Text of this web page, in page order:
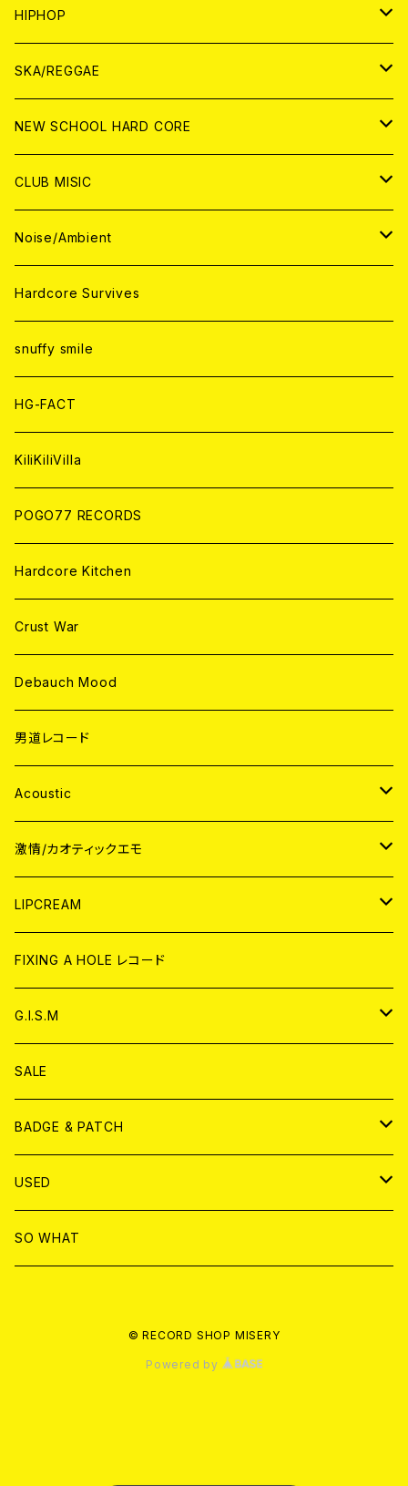
ANALOG
ANALOG
CD
ANALOG
CD
ANALOG
WORLD
ANALOG
CD
JAPAN
CD
ANALOG
WORLD
CD
ANALOG
HIPHOP
JAPAN
CD
ANALOG
WORLD
CD
ANALOG
SKA/REGGAE
JAPAN
CD
ANALOG
WORLD
CD
ANALOG
NEW SCHOOL HARD CORE
JAPAN
CD
ANALOG
WORLD
CD
ANALOG
CLUB MISIC
JAPAN
CD
ANALOG
WORLD
CD
ANALOG
Noise/Ambient
JAPAN
CD
ANALOG
WORLD
CD
ANALOG
Hardcore Survives
snuffy smile
HG-FACT
KiliKiliVilla
POGO77 RECORDS
Hardcore Kitchen
Crust War
Debauch Mood
男道レコード
Acoustic
JAPAN
CD
ANALOG
WORLD
CD
ANALOG
激情/カオティックエモ
JAPAN
CD
ANALOG
WORLD
CD
ANALOG
LIPCREAM
CD
アナログ
DVD
T-shirt & WEAR
FIXING A HOLE レコード
G.I.S.M
CD
ANALOG
T-SHIRT & WEAR
DVD
SALE
BADGE & PATCH
BADGE
PATCH
USED
書籍
SO WHAT
© RECORD SHOP MISERY
Powered by